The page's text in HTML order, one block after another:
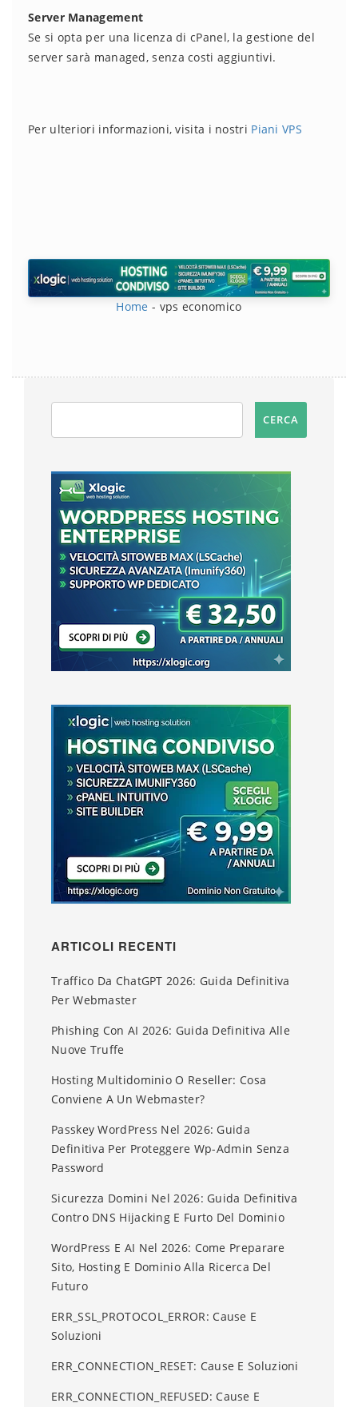
Server Management
Se si opta per una licenza di cPanel, la gestione del
server sarà managed, senza costi aggiuntivi.
Per ulteriori informazioni, visita i nostri Piani VPS
Home - vps economico
ARTICOLI RECENTI
Traffico Da ChatGPT 2026: Guida Definitiva
Per Webmaster
Phishing Con AI 2026: Guida Definitiva Alle
Nuove Truffe
Hosting Multidominio O Reseller: Cosa
Conviene A Un Webmaster?
Passkey WordPress Nel 2026: Guida
Definitiva Per Proteggere Wp-Admin Senza
Password
Sicurezza Domini Nel 2026: Guida Definitiva
Contro DNS Hijacking E Furto Del Dominio
WordPress E AI Nel 2026: Come Preparare
Sito, Hosting E Dominio Alla Ricerca Del
Futuro
ERR_SSL_PROTOCOL_ERROR: Cause E
Soluzioni
ERR_CONNECTION_RESET: Cause E Soluzioni
ERR_CONNECTION_REFUSED: Cause E